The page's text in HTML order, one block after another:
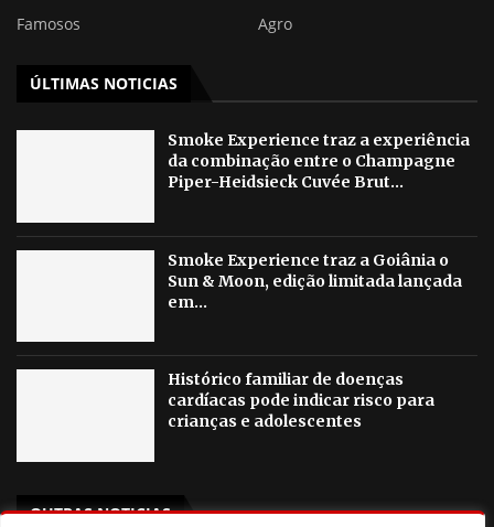
Famosos
Agro
ÚLTIMAS NOTICIAS
Smoke Experience traz a experiência
da combinação entre o Champagne
Piper-Heidsieck Cuvée Brut...
Smoke Experience traz a Goiânia o
Sun & Moon, edição limitada lançada
em...
Histórico familiar de doenças
cardíacas pode indicar risco para
crianças e adolescentes
OUTRAS NOTICIAS